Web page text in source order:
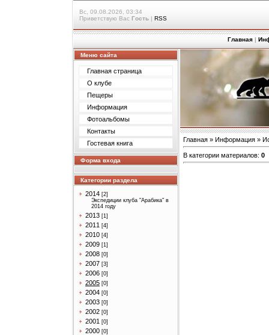
Вс, 09.08.2026, 03:34
Приветствую Вас Гость | RSS
Главная|
Меню сайта
Главная страница
О клубе
Пещеры
Информация
Фотоальбомы
Контакты
Гостевая книга
Форма входа
Категории раздела
2014 [2]
Экспедиции клуба "Арабика" в
2014 году
2013 [1]
2011 [4]
2010 [4]
2009 [1]
2008 [0]
2007 [3]
2006 [0]
2005 [0]
2004 [0]
2003 [0]
2002 [0]
2001 [0]
2000 [0]
Главная » Информация »
В категории материалов: 0